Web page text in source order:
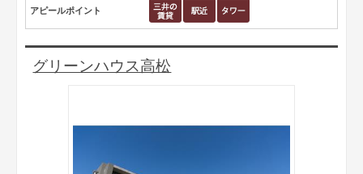
アピールポイント
グリーンハウス高松